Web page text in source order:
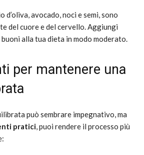
d’oliva, avocado, noci e semi, sono
del cuore e del cervello. Aggiungi
alla tua dieta in modo moderato.
per mantenere una
può sembrare impegnativo, ma
pratici, puoi rendere il processo più